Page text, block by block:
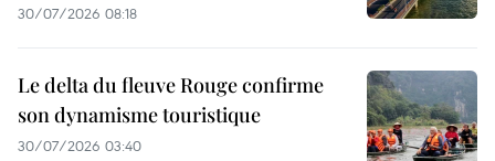
30/07/2026 08:18
Le delta du fleuve Rouge confirme
son dynamisme touristique
30/07/2026 03:40